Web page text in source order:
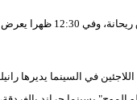
12:15 ظهرا يعرض فيلم
إيك بقاعة 31-32 بالجامعة الألمانية،